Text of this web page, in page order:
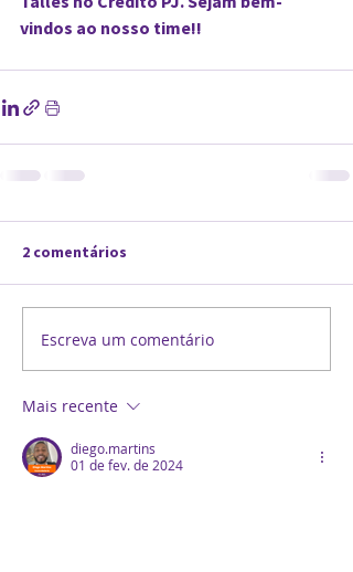
vindos ao nosso time!!
2 comentários
Escreva um comentário
Mais recente
diego.martins
01 de fev. de 2024